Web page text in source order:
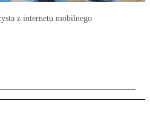
z internetu mobilnego